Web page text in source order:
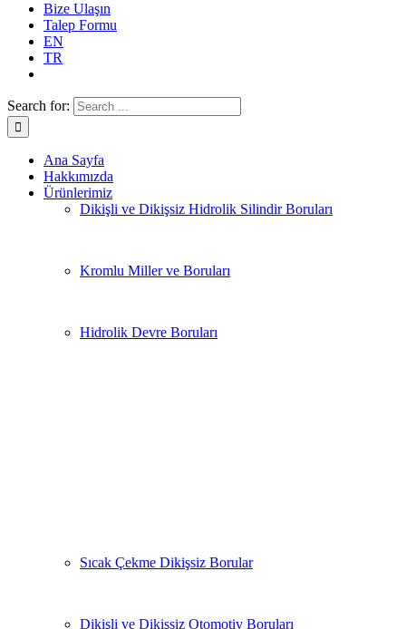
Bize Ulaşın
Talep Formu
EN
TR
Search for:
Ana Sayfa
Hakkımızda
Ürünlerimiz
Dikişli ve Dikişsiz Hidrolik Silindir Boruları
Kromlu Miller ve Boruları
Hidrolik Devre Boruları
Sıcak Çekme Dikişsiz Borular
Dikişli ve Dikişsiz Otomotiv Boruları